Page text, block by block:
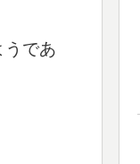
うであ